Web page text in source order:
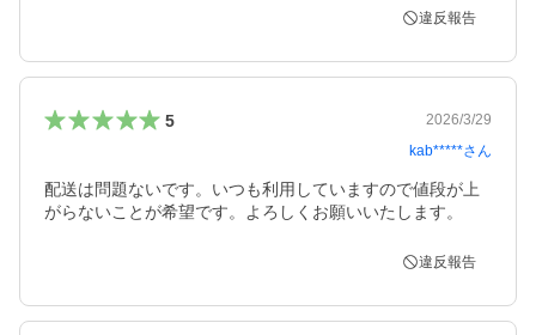
違反報告
5
2026/3/29
kab*****さん
配送は問題ないです。いつも利用していますので値段が上
がらないことが希望です。よろしくお願いいたします。
違反報告